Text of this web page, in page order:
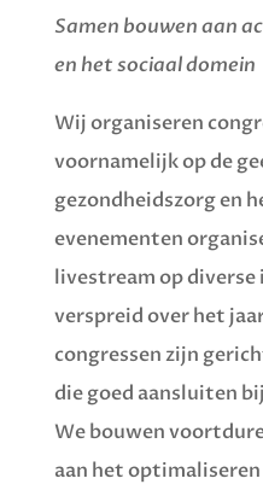
Samen bouwen aan
en het sociaal domein
Wij organiseren
voornamelijk op de
gezondheidszorg en
evenementen
livestream op
verspreid over het
congressen zijn
die goed aansluiten
We bouwen
aan het